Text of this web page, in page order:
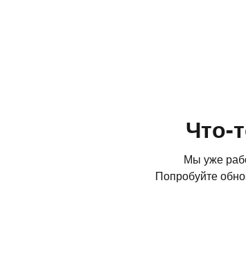
Что-
Мы уже
Попробуйте